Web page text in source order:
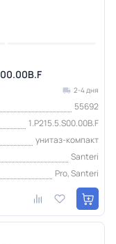
2-4 дня
55692
1.P215.5.S00.00B.F
унитаз-компакт
Santeri
Pro, Santeri